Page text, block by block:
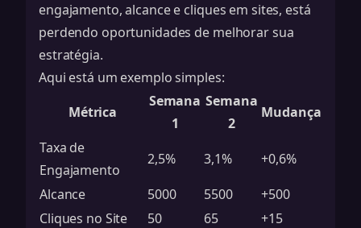
engajamento, alcance e cliques em sites, está
perdendo oportunidades de melhorar sua
estratégia.
Aqui está um exemplo simples:
Métrica
Semana
1
Semana
2
Mudança
Taxa de
Engajamento
2,5% 3,1%
+0,6%
Alcance
5000 5500
+500
Cliques no Site
50 65
+15